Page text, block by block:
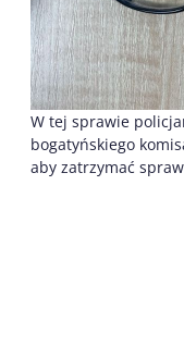
W tej sprawie
bogatyńskiego
aby zatrzymać